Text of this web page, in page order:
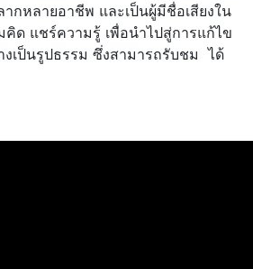
กหลายอาชีพ และเป็นผู้มีชื่อเสียงใน
ด แชร์ความรู้ เพื่อนำไปสู่การแก้ไข
เป็นรูปธรรม ซึ่งสามารถรับชม ได้